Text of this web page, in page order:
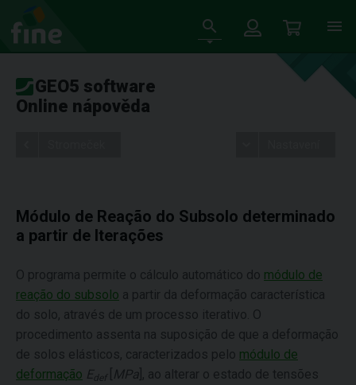
GEO5 software
Online nápověda
Módulo de Reação do Subsolo determinado
a partir de Iterações
O programa permite o cálculo automático do módulo de
reação do subsolo a partir da deformação característica
do solo, através de um processo iterativo. O
procedimento assenta na suposição de que a deformação
de solos elásticos, caracterizados pelo módulo de
deformação E def MPa ], ao alterar o estado de tensões